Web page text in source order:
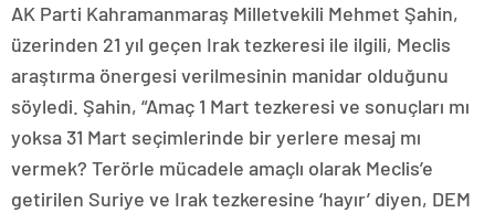
AK Parti Kahramanmaraş Milletvekili Mehmet Şahin,
üzerinden 21 yıl geçen Irak tezkeresi ile ilgili, Meclis
araştırma önergesi verilmesinin manidar olduğunu
söyledi. Şahin, “Amaç 1 Mart tezkeresi ve sonuçları mı
yoksa 31 Mart seçimlerinde bir yerlere mesaj mı
vermek? Terörle mücadele amaçlı olarak Meclis’e
getirilen Suriye ve Irak tezkeresine ‘hayır’ diyen, DEM